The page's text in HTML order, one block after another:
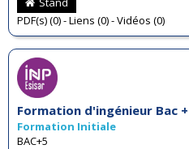
PDF(s) (0) - Liens (0) - Vidéos (0)
Formation d'ingénieur Bac
Formation Initiale
BAC+5